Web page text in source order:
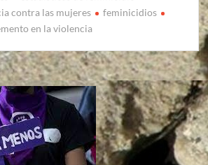
contra las mujeres
feminicidios
en la violencia